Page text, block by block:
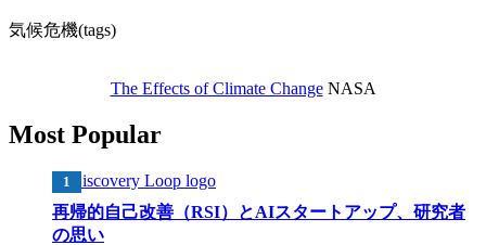
気候危機(tags)
The Effects of Climate ChangeNASA
Most Popular
再帰的自己改善（RSI）とAIスタートアップ、研究者
の思い